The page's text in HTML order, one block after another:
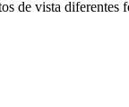
vista diferentes